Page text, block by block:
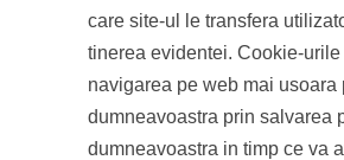
care site-ul le transfera
tinerea evidentei. Cookie-urile
navigarea pe web mai usoara
dumneavoastra prin salvarea
dumneavoastra in timp ce va